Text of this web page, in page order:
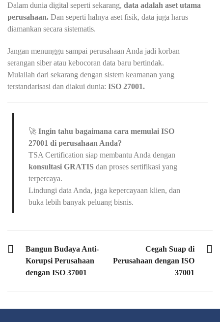
Dalam dunia digital seperti sekarang, data adalah aset utama
perusahaan. Dan seperti halnya aset fisik, data juga harus
diamankan secara sistematis.
Jangan menunggu sampai perusahaan Anda jadi korban
serangan siber atau kebocoran data baru bertindak.
Mulailah dari sekarang dengan sistem keamanan yang
terstandarisasi dan diakui dunia: ISO 27001.
🚀 Ingin tahu bagaimana cara memulai ISO
27001 di perusahaan Anda?
TSA Certification siap membantu Anda dengan
konsultasi GRATIS dan proses sertifikasi yang
terpercaya.
Lindungi data Anda, jaga kepercayaan klien, dan
buka lebih banyak peluang bisnis.
PREVIOUS POST
Bangun Budaya Anti-
Korupsi Perusahaan
dengan ISO 37001
NEXT POST
Cegah Suap di
Perusahaan dengan ISO
37001